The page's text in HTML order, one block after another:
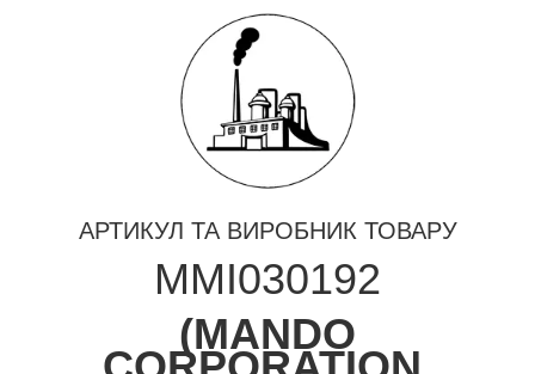
АРТИКУЛ ТА ВИРОБНИК ТОВАРУ
MMI030192
(MANDO